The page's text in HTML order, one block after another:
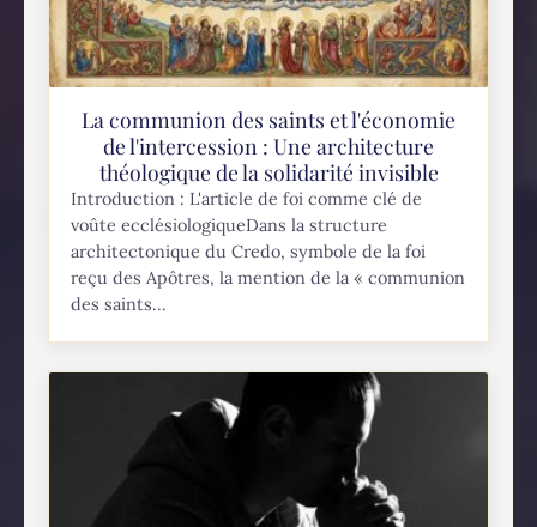
La communion des saints et l'économie
de l'intercession : Une architecture
théologique de la solidarité invisible
Introduction : L'article de foi comme clé de
voûte ecclésiologiqueDans la structure
architectonique du Credo, symbole de la foi
reçu des Apôtres, la mention de la « communion
des saints...